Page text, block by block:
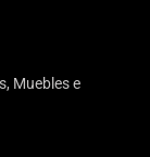
Muebles e